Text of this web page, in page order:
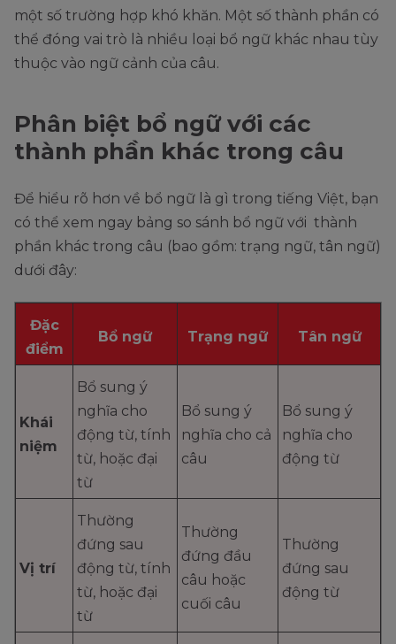
một số trường hợp khó khăn. Một số thành phần có
thể đóng vai trò là nhiều loại bổ ngữ khác nhau tùy
thuộc vào ngữ cảnh của câu.
Phân biệt bổ ngữ với các
thành phần khác trong câu
Để hiểu rõ hơn về bổ ngữ là gì trong tiếng Việt, bạn
có thể xem ngay bảng so sánh bổ ngữ với thành
phần khác trong câu (bao gồm: trạng ngữ, tân ngữ)
dưới đây:
Đặc
điểm
Bổ ngữ Trạng ngữ Tân ngữ
Khái
niệm
Bổ sung ý
nghĩa cho
động từ, tính
từ, hoặc đại
từ
Bổ sung ý
nghĩa cho cả
câu
Bổ sung ý
nghĩa cho
động từ
Vị trí
Thường
đứng sau
động từ, tính
từ, hoặc đại
từ
Thường
đứng đầu
câu hoặc
cuối câu
Thường
đứng sau
động từ